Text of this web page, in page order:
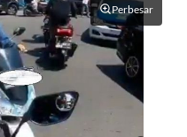
Perbesar